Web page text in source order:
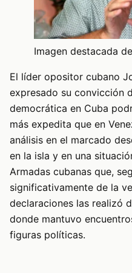
Imagen destacada
El líder opositor cubano
expresado su convicción
democrática en Cuba
más expedita que en
análisis en el marcado
en la isla y en una
Armadas cubanas que,
significativamente de la
declaraciones las realizó
donde mantuvo
figuras políticas.